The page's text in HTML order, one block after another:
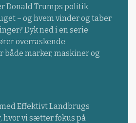
Donald Trumps politik
– og hvem vinder og taber
Dyk ned i en serie
overraskende
både marker, maskiner og
Effektivt Landbrugs
hvor vi sætter fokus på